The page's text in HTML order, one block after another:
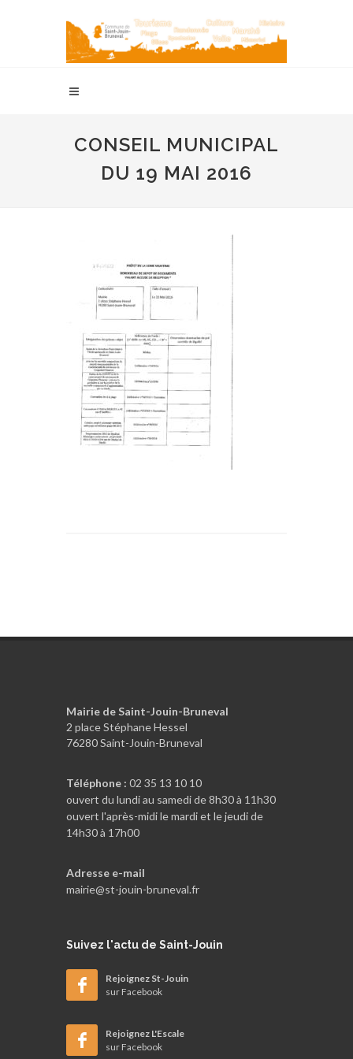
CONSEIL MUNICIPAL
DU 19 MAI 2016
Mairie de Saint-Jouin-Bruneval
2 place Stéphane Hessel
76280 Saint-Jouin-Bruneval
Téléphone : 02 35 13 10 10
ouvert du lundi au samedi de 8h30 à 11h30
ouvert l'après-midi le mardi et le jeudi de
14h30 à 17h00
Adresse e-mail
mairie@st-jouin-bruneval.fr
Suivez l'actu de Saint-Jouin
Rejoignez St-Jouin
sur Facebook
Rejoignez L'Escale
sur Facebook